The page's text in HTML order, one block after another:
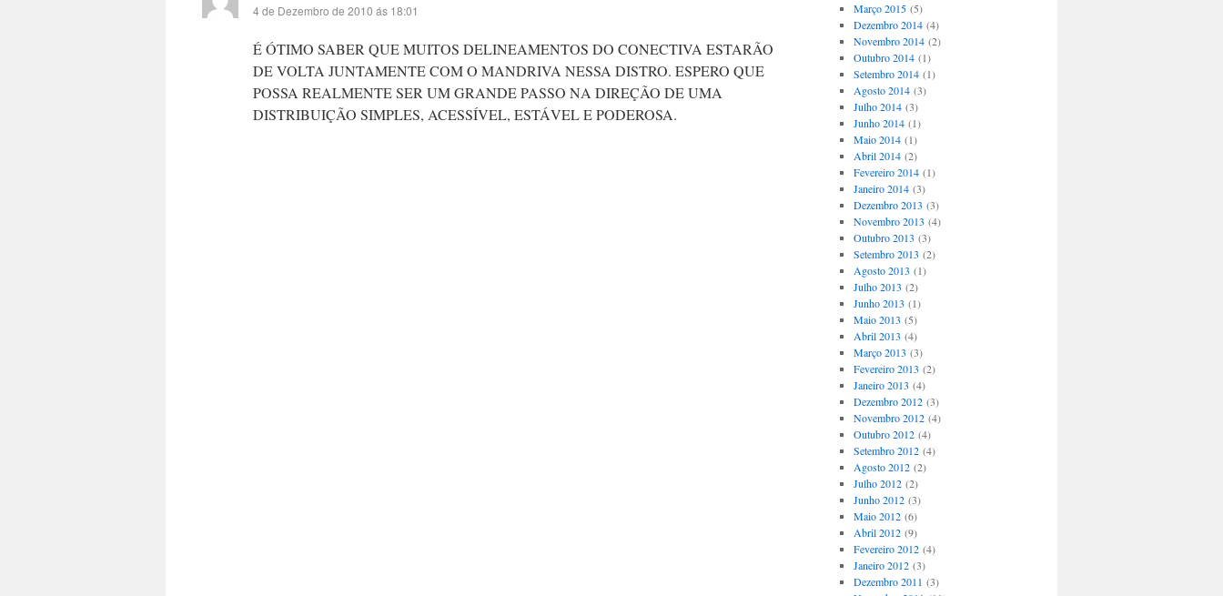
4 de Dezembro de 2010 ás 18:01
É ÓTIMO SABER QUE MUITOS DELINEAMENTOS DO CONECTIVA ESTARÃO
DE VOLTA JUNTAMENTE COM O MANDRIVA NESSA DISTRO. ESPERO QUE
POSSA REALMENTE SER UM GRANDE PASSO NA DIREÇÃO DE UMA
DISTRIBUIÇÃO SIMPLES, ACESSÍVEL, ESTÁVEL E PODEROSA.
Março 2015(5)
Dezembro 2014(4)
Novembro 2014(2)
Outubro 2014(1)
Setembro 2014(1)
Agosto 2014(3)
Julho 2014(3)
Junho 2014(1)
Maio 2014(1)
Abril 2014(2)
Fevereiro 2014(1)
Janeiro 2014(3)
Dezembro 2013 (3)
Novembro 2013 (4)
Outubro 2013 (3)
Setembro 2013 (2)
Agosto 2013 (1)
Julho 2013 (2)
Junho 2013 (1)
Maio 2013 (5)
Abril 2013 (4)
Março 2013 (3)
Fevereiro 2013 (2)
Janeiro 2013 (4)
Dezembro 2012(3)
Novembro 2012(4)
Outubro 2012(4)
Setembro 2012(4)
Agosto 2012(2)
Julho 2012(2)
Junho 2012(3)
Maio 2012(6)
Abril 2012(9)
Fevereiro 2012(4)
Janeiro 2012(3)
Dezembro 2011 (3)